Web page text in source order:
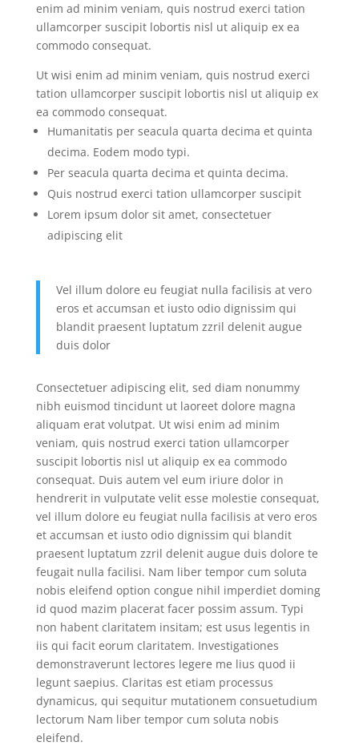
enim ad minim veniam, quis nostrud exerci tation
ullamcorper suscipit lobortis nisl ut aliquip ex ea
commodo consequat.
Ut wisi enim ad minim veniam, quis nostrud exerci
tation ullamcorper suscipit lobortis nisl ut aliquip ex
ea commodo consequat.
Humanitatis per seacula quarta decima et quinta
decima. Eodem modo typi.
Per seacula quarta decima et quinta decima.
Quis nostrud exerci tation ullamcorper suscipit
Lorem ipsum dolor sit amet, consectetuer
adipiscing elit
Vel illum dolore eu feugiat nulla facilisis at vero
eros et accumsan et iusto odio dignissim qui
blandit praesent luptatum zzril delenit augue
duis dolor
Consectetuer adipiscing elit, sed diam nonummy
nibh euismod tincidunt ut laoreet dolore magna
aliquam erat volutpat. Ut wisi enim ad minim
veniam, quis nostrud exerci tation ullamcorper
suscipit lobortis nisl ut aliquip ex ea commodo
consequat. Duis autem vel eum iriure dolor in
hendrerit in vulputate velit esse molestie consequat,
vel illum dolore eu feugiat nulla facilisis at vero eros
et accumsan et iusto odio dignissim qui blandit
praesent luptatum zzril delenit augue duis dolore te
feugait nulla facilisi. Nam liber tempor cum soluta
nobis eleifend option congue nihil imperdiet doming
id quod mazim placerat facer possim assum. Typi
non habent claritatem insitam; est usus legentis in
iis qui facit eorum claritatem. Investigationes
demonstraverunt lectores legere me lius quod ii
legunt saepius. Claritas est etiam processus
dynamicus, qui sequitur mutationem consuetudium
lectorum Nam liber tempor cum soluta nobis
eleifend.